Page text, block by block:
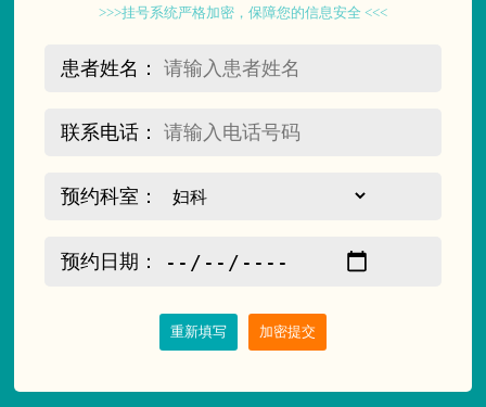
>>>挂号系统严格加密，保障您的信息安全 <<<
患者姓名：
联系电话：
预约科室：
预约日期：
重新填写 加密提交